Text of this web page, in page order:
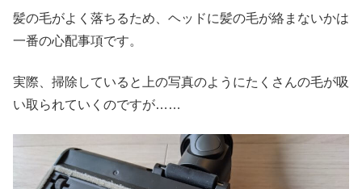
髪の毛がよく落ちるため、ヘッドに髪の毛が絡まないかは
一番の心配事項です。
実際、掃除していると上の写真のようにたくさんの毛が吸
い取られていくのですが……